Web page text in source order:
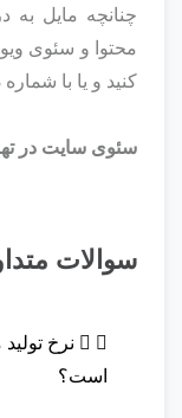
چنانچه مایل به
محتوا و سئوی
کنید و یا با شماره 09031587908 در تماس باشید.
سئوی سایت در
سوالات
نرخ
است؟